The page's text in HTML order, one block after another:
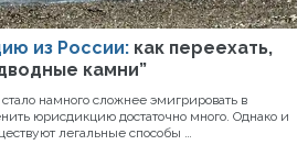
из России: как переехать,
камни”
намного сложнее эмигрировать в
юрисдикцию достаточно много. Однако и
легальные способы …